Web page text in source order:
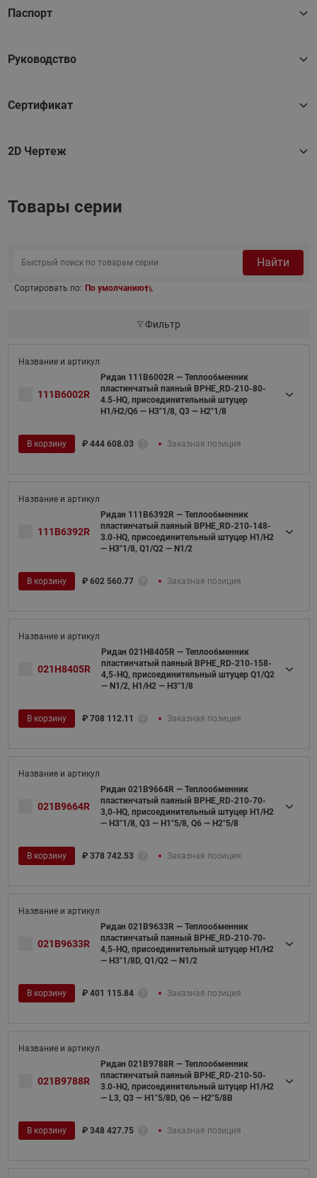
Паспорт
Руководство
Сертификат
2D Чертеж
Товары серии
Найти
Сортировать по: По умолчанию
Фильтр
111B6002R
Ридан 111B6002R — Теплообменник
пластинчатый паяный BPHE_RD-210-80-
4.5-HQ, присоединительный штуцер
H1/H2/Q6 — H3"1/8, Q3 — H2"1/8
В корзину ₽ 444 608.03 Заказная позиция
111B6392R
Ридан 111B6392R — Теплообменник
пластинчатый паяный BPHE_RD-210-148-
3.0-HQ, присоединительный штуцер H1/H2
— H3''1/8, Q1/Q2 — N1/2
В корзину ₽ 602 560.77 Заказная позиция
021H8405R
Ридан 021H8405R — Теплообменник
пластинчатый паяный BPHE_RD-210-158-
4,5-HQ, присоединительный штуцер Q1/Q2
— N1/2, H1/H2 — H3''1/8
В корзину ₽ 708 112.11 Заказная позиция
021B9664R
Ридан 021B9664R — Теплообменник
пластинчатый паяный BPHE_RD-210-70-
3,0-HQ, присоединительный штуцер H1/H2
— H3"1/8, Q3 — H1"5/8, Q6 — H2"5/8
В корзину ₽ 378 742.53 Заказная позиция
021B9633R
Ридан 021B9633R — Теплообменник
пластинчатый паяный BPHE_RD-210-70-
4,5-HQ, присоединительный штуцер H1/H2
— H3"1/8D, Q1/Q2 — N1/2
В корзину ₽ 401 115.84 Заказная позиция
021B9788R
Ридан 021B9788R — Теплообменник
пластинчатый паяный BPHE_RD-210-50-
3.0-HQ, присоединительный штуцер H1/H2
— L3, Q3 — H1"5/8D, Q6 — H2"5/8B
В корзину ₽ 348 427.75 Заказная позиция